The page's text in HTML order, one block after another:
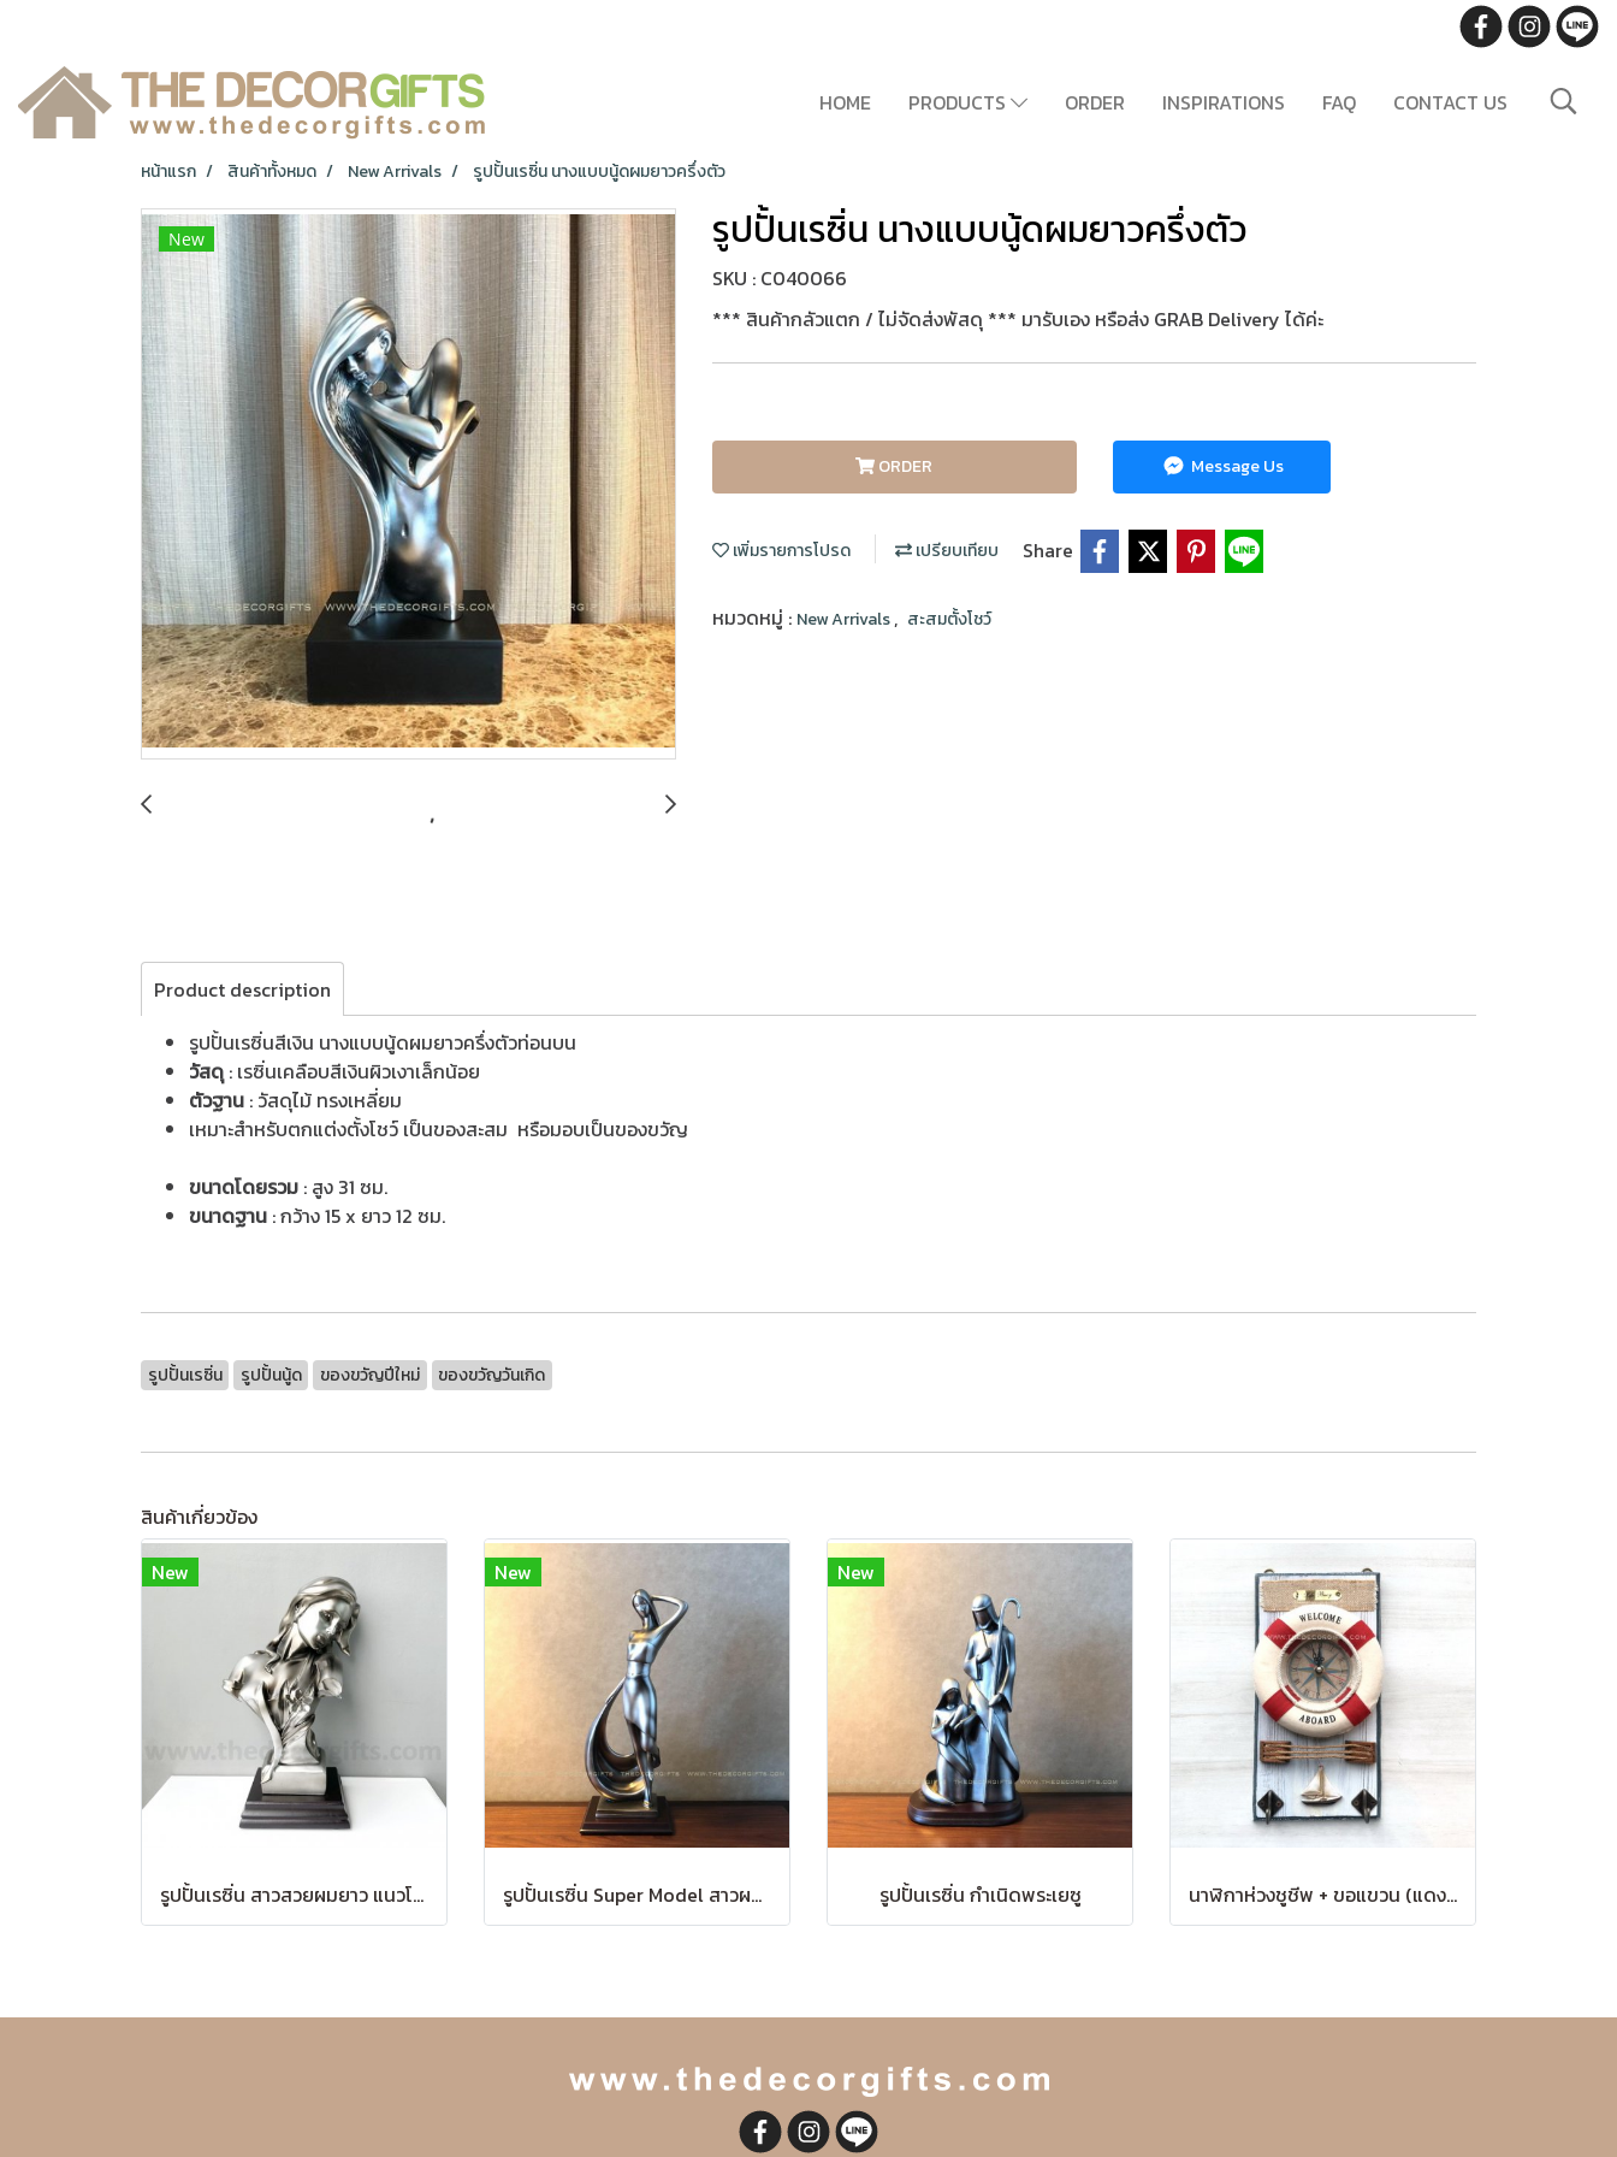
HOME PRODUCTS ORDER INSPIRATIONS FAQ CONTACT US
หน้าแรก สินค้าทั้งหมด New Arrivals รูปปั้นเรซิ่น นางแบบนู้ดผมยาวครึ่งตัว
New รูปปั้นเรซิ่น นางแบบนู้ดผมยาวครึ่งตัว
SKU : C040066
*** สินค้ากลัวแตก / ไม่จัดส่งพัสดุ *** มารับเอง หรือส่ง GRAB Delivery ได้ค่ะ
ORDER Message Us
เพิ่มรายการโปรด เปรียบเทียบ Share
หมวดหมู่ : New Arrivals, สะสมตั้งโชว์
Product description
รูปปั้นเรซิ่นสีเงิน นางแบบนู้ดผมยาวครึ่งตัวท่อนบน
วัสดุ : เรซิ่นเคลือบสีเงินผิวเงาเล็กน้อย
ตัวฐาน : วัสดุไม้ ทรงเหลี่ยม
เหมาะสำหรับตกแต่งตั้งโชว์ เป็นของสะสม หรือมอบเป็นของขวัญ
ขนาดโดยรวม : สูง 31 ซม.
ขนาดฐาน : กว้าง 15 x ยาว 12 ซม.
รูปปั้นเรซิ่น รูปปั้นนู้ด ของขวัญปีใหม่ ของขวัญวันเกิด
สินค้าเกี่ยวข้อง
New
รูปปั้นเรซิ่น สาวสวยผมยาว แนวโรมันคลาสสิก (สูง 24 ซม.)
New
รูปปั้นเรซิ่น Super Model สาวผมยาวยืน
New
รูปปั้นเรซิ่น กำเนิดพระเยซู นาฬิกาห่วงชูชีพ + ขอแขวน (แดง) แนวทะเล